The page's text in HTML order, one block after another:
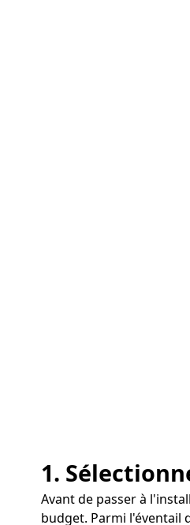
1.
Avant de passer à
budget. Parmi l'éventail